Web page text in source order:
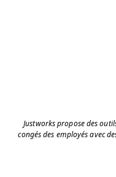
Justworks propose des
congés des employés avec